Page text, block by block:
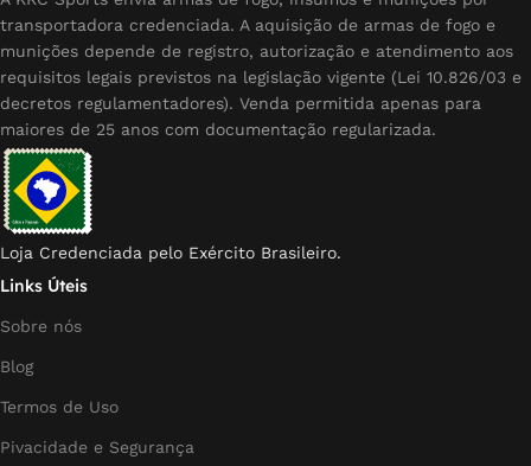
transportadora credenciada. A aquisição de armas de fogo e
munições depende de registro, autorização e atendimento aos
requisitos legais previstos na legislação vigente (Lei 10.826/03 e
decretos regulamentadores). Venda permitida apenas para
maiores de 25 anos com documentação regularizada.
Loja Credenciada pelo Exército Brasileiro.
Links Úteis
Sobre nós
Blog
Termos de Uso
Pivacidade e Segurança